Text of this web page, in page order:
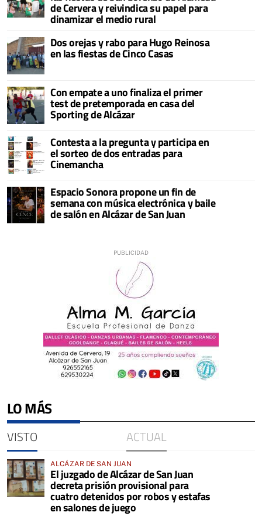
de Cervera y reivindica su papel para
dinamizar el medio rural
Dos orejas y rabo para Hugo Reinosa
en las fiestas de Cinco Casas
Con empate a uno finaliza el primer
test de pretemporada en casa del
Sporting de Alcázar
Contesta a la pregunta y participa en
el sorteo de dos entradas para
Cinemancha
Espacio Sonora propone un fin de
semana con música electrónica y baile
de salón en Alcázar de San Juan
LO MÁS
VISTO ACTUAL
ALCÁZAR DE SAN JUAN
El juzgado de Alcázar de San Juan
decreta prisión provisional para
cuatro detenidos por robos y estafas
en salones de juego